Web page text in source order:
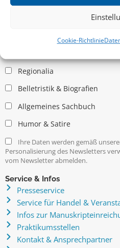
Cookie-Richtlinie
Kritische Theorie / Philosophie
Regionalia
Belletristik & Biografien
Allgemeines Sachbuch
Humor & Satire
Ihre Daten werden gemäß
Personalisierung des Newsletters
vom Newsletter abmelden.
Service & Infos
Presseservice
Service für Handel &
Infos zur
Praktikumsstellen
Kontakt & Ansprechpartner